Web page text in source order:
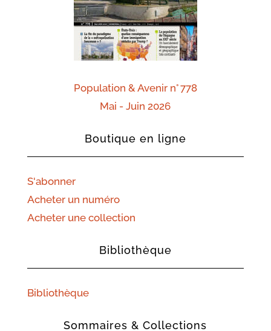
Population & Avenir n° 778
Mai - Juin 2026
Boutique en ligne
S'abonner
Acheter un numéro
Acheter une collection
Bibliothèque
Bibliothèque
Sommaires & Collections